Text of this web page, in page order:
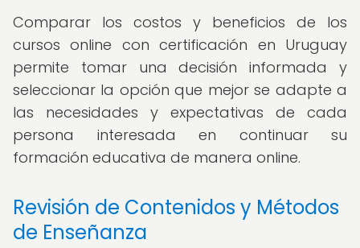
Comparar los costos y beneficios de los
cursos online con certificación en Uruguay
permite tomar una decisión informada y
seleccionar la opción que mejor se adapte a
las necesidades y expectativas de cada
persona interesada en continuar su
formación educativa de manera online.
Revisión de Contenidos y Métodos
de Enseñanza